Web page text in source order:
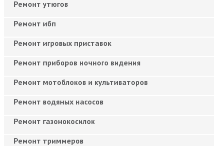
Ремонт утюгов
Ремонт ибп
Ремонт игровых приставок
Ремонт приборов ночного видения
Ремонт мотоблоков и культиваторов
Ремонт водяных насосов
Ремонт газонокосилок
Ремонт триммеров